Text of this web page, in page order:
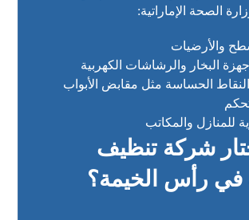
الصحة الإماراتية:
والأرضيات
البخار والرشاشات الكهربية
الحساسة مثل مقابض الأبواب
للمنازل والمكاتب
شركة تنظيف
في رأس الخيمة؟